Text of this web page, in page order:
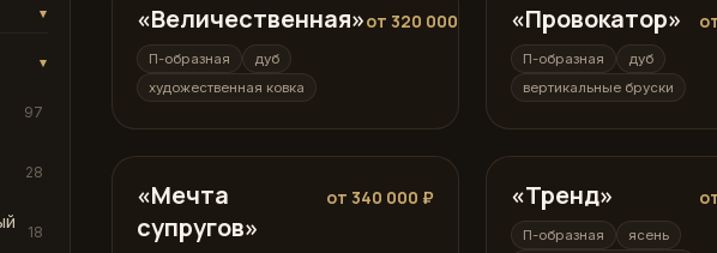
▾
▾
97
28
18
П-образная
«Величественная»от 320 000 ₽
П-образная
дуб
художественная ковка
П-образная
«Провокатор»
П-образная
дуб
вертикальные бруски
П-образная
«Мечта
супругов»
от 340 000 ₽ П-образная
«Тренд»
П-образная
ясень